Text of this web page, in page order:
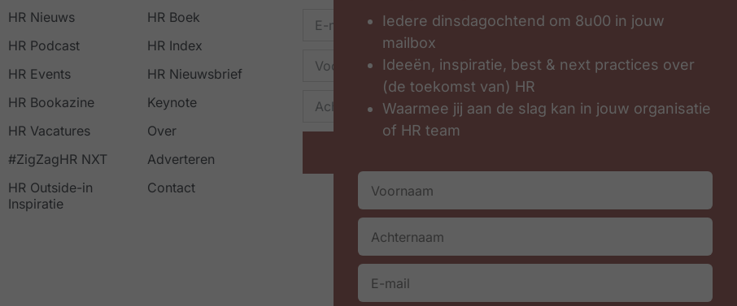
HR Nieuws
HR Podcast
HR Events
HR Bookazine
HR Vacatures
#ZigZagHR NXT
HR Outside-in
Inspiratie
HR Boek
HR Index
HR Nieuwsbrief
Keynote
Over
Adverteren
Contact
Iedere dinsdagochtend om 8u00 in jouw
mailbox
Ideeën, inspiratie, best & next practices over
(de toekomst van) HR
Waarmee jij aan de slag kan in jouw organisatie
of HR team